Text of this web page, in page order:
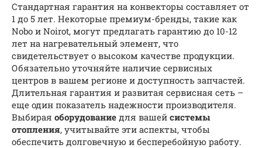
Стандартная гарантия на конвекторы составляет от
1 до 5 лет. Некоторые премиум-бренды, такие как
Nobo и Noirot, могут предлагать гарантию до 10-12
лет на нагревательный элемент, что
свидетельствует о высоком качестве продукции.
Обязательно уточняйте наличие сервисных
центров в вашем регионе и доступность запчастей.
Длительная гарантия и развитая сервисная сеть –
еще один показатель надежности производителя.
Выбирая оборудование для вашей системы
отопления, учитывайте эти аспекты, чтобы
обеспечить долговечную и бесперебойную работу.